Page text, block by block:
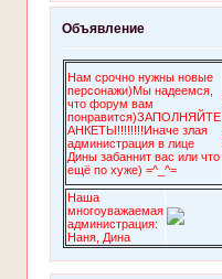
Объявление
Нам срочно нужны новые
персонажи)Мы надеемся,
что форум вам
понравится)ЗАПОЛНЯЙТЕ
АНКЕТЫ!!!!!!!!Иначе злая
администрация в лице
Дины забаннит вас или что
ещё по хуже) =^_^=
Наша
многоуважаемая
администрация:
Наня, Дина